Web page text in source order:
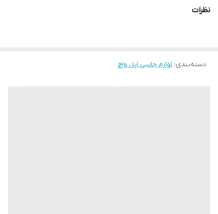
ویژه‌ای که دارد ظاهری جذاب به ساعت شما می‌بخشد و از متریال
باکس نور عکسبرداری شده تا بهتر ببینید امیدواریم رضایت شما که
نظرات
دسته‌بندی: لوازم جانبی اپل واچ